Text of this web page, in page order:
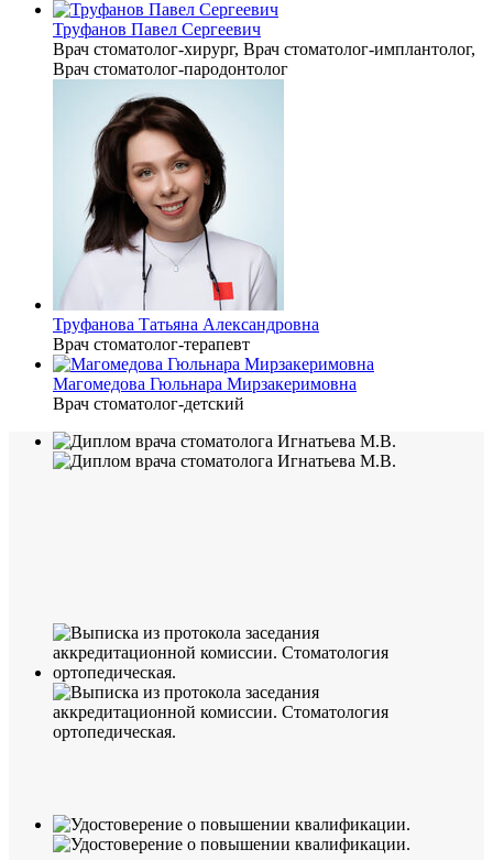
Труфанов Павел Сергеевич
Врач стоматолог-хирург, Врач стоматолог-имплантолог,
Врач стоматолог-пародонтолог
Труфанова Татьяна Александровна
Врач стоматолог-терапевт
Магомедова Гюльнара Мирзакеримовна
Врач стоматолог-детский